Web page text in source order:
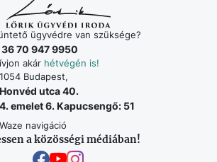
ügyvédre van szüksége?
36 70 947 9950
akár hétvégén is!
1054 Budapest,
Honvéd utca 40.
4. emelet 6. Kapucsengő: 51
Waze navigáció
a közösségi médiában!